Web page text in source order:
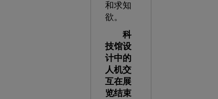
和求知
欲。
科
技馆设
计中的
人机交
互在展
览结束